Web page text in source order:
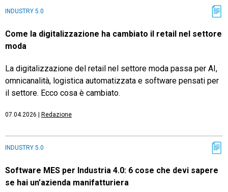
INDUSTRY 5.0
Come la digitalizzazione ha cambiato il retail nel settore
moda
La digitalizzazione del retail nel settore moda passa per AI,
omnicanalità, logistica automatizzata e software pensati per
il settore. Ecco cosa è cambiato.
07.04.2026 Redazione
INDUSTRY 5.0
Software MES per Industria 4.0: 6 cose che devi sapere
se hai un’azienda manifatturiera